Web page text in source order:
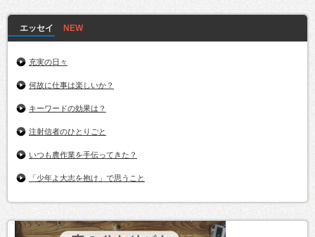
エッセイ
充実の日々
何故に仕事は楽しいか？
キーワードの効果は？
注射信者のひとりごと
いつも農作業を手伝ってきた？
「少年よ大志を抱け」で思うこと